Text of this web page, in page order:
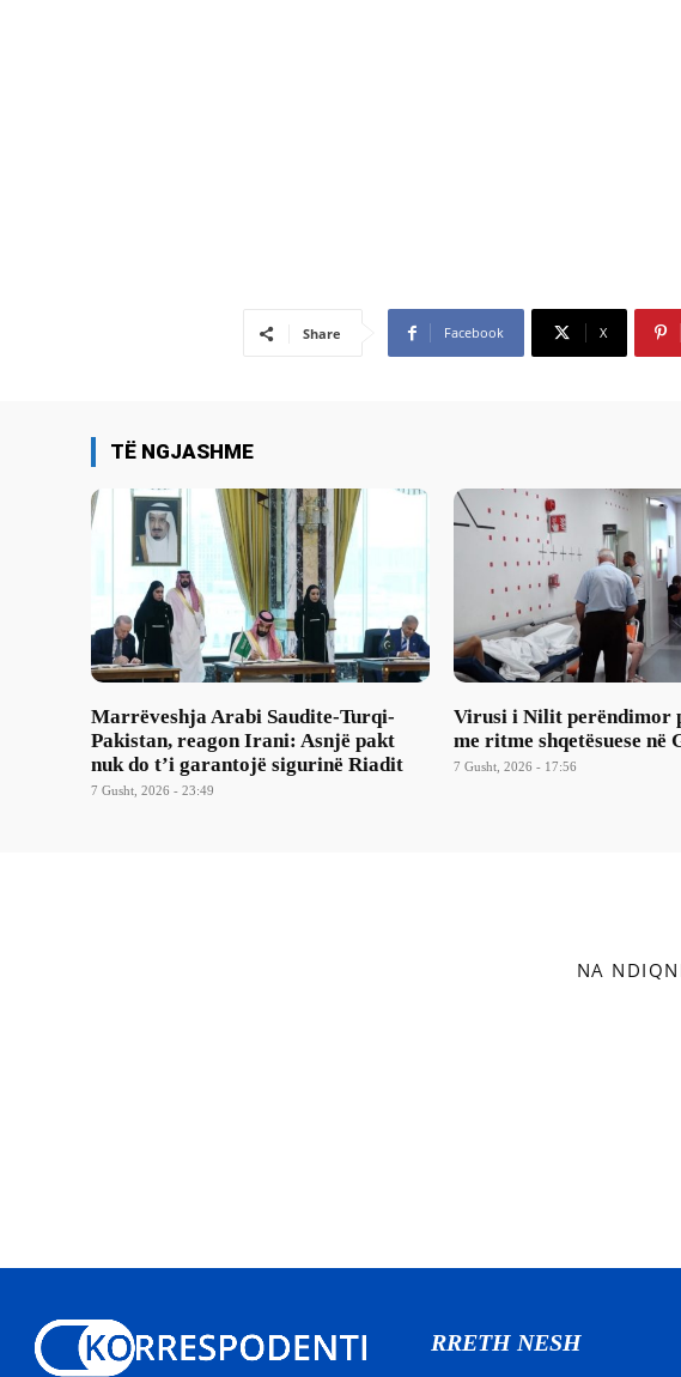
Share Facebook X
TË NGJASHME
Marrëveshja Arabi Saudite-Turqi-
Pakistan, reagon Irani: Asnjë pakt
nuk do t’i garantojë sigurinë Riadit
7 Gusht, 2026 - 23:49
Virusi i Nilit perëndimor
me ritme shqetësuese në
7 Gusht, 2026 - 17:56
NA
RRETH NESH